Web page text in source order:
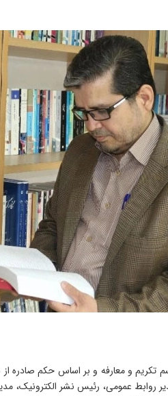
تکریم و معارفه و بر اساس حکم
روابط عمومی، رئیس نشر